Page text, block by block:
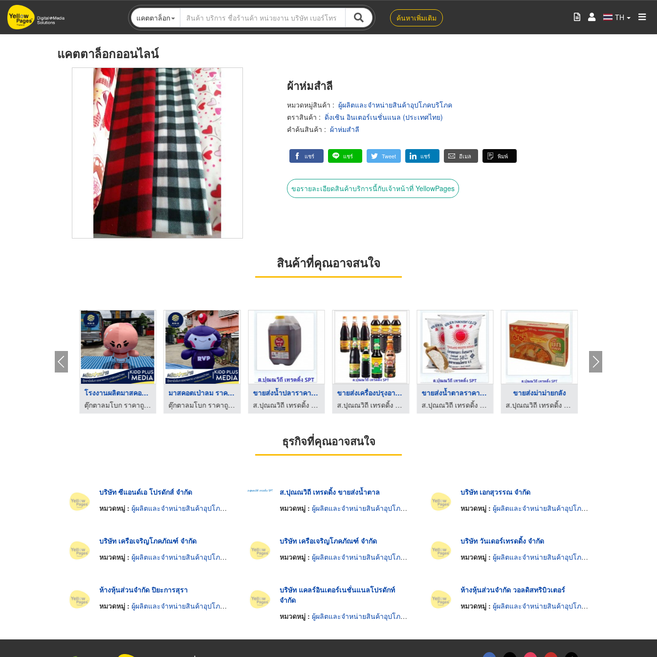
ข้าม
ไป
แคตตาล็อก ค้นหาเพิ่มเติม TH
แคตตาล็อกออนไลน์
ผ้าห่มสำลี
หมวดหมู่สินค้า : ผู้ผลิตและจำหน่ายสินค้าอุปโภคบริโภค
ตราสินค้า : ดิ่งเซิน อินเตอร์เนชั่นแนล (ประเทศไทย)
คำค้นสินค้า : ผ้าห่มสำลี
แชร์ แชร์ Tweet แชร์ อีเมล พิมพ์
ขอรายละเอียดสินค้าบริการนี้กับเจ้าหน้าที่ YellowPages
สินค้าที่คุณอาจสนใจ
โรงงานผลิตมาสคอตเป่า ...
ตุ๊กตาลมโบก ราคาถูก - คิดดี พลัส มีเดีย
มาสคอตเป่าลม ราคาถูก
ตุ๊กตาลมโบก ราคาถูก - คิดดี พลัส มีเดีย
ขายส่งน้ำปลาราคาโรงง ...
ส.ปุณณวิถี เทรดดิ้ง ขายส่งน้ำตาล
ขายส่งเครื่องปรุงอาห ...
ส.ปุณณวิถี เทรดดิ้ง ขายส่งน้ำตาล
ขายส่งน้ำตาลราคาโรงง ...
ส.ปุณณวิถี เทรดดิ้ง ขายส่งน้ำตาล
ขายส่งม่าม่ายกลัง
ส.ปุณณวิถี เทรดดิ้ง ขายส่งน้ำตาล
ธุรกิจที่คุณอาจสนใจ
บริษัท ซีแอนด์เอ โปรดักส์ จำกัด
หมวดหมู่ : ผู้ผลิตและจำหน่ายสินค้าอุปโภคบริโภค
ส.ปุณณวิถี เทรดดิ้ง ขายส่งน้ำตาล
หมวดหมู่ : ผู้ผลิตและจำหน่ายสินค้าอุปโภคบริโภค
บริษัท เอกสุวรรณ จำกัด
หมวดหมู่ : ผู้ผลิตและจำหน่ายสินค้าอุปโภคบริโภค
บริษัท เครือเจริญโภคภัณฑ์ จำกัด
หมวดหมู่ : ผู้ผลิตและจำหน่ายสินค้าอุปโภคบริโภค
บริษัท เครือเจริญโภคภัณฑ์ จำกัด
หมวดหมู่ : ผู้ผลิตและจำหน่ายสินค้าอุปโภคบริโภค
บริษัท วันเดอร์เทรดดิ้ง จำกัด
หมวดหมู่ : ผู้ผลิตและจำหน่ายสินค้าอุปโภคบริโภค
ห้างหุ้นส่วนจำกัด ปิยะการสุรา
หมวดหมู่ : ผู้ผลิตและจำหน่ายสินค้าอุปโภคบริโภค
บริษัท แคลร์อินเตอร์เนชั่นแนลโปรดักท์
จำกัด
หมวดหมู่ : ผู้ผลิตและจำหน่ายสินค้าอุปโภคบริโภค
ห้างหุ้นส่วนจำกัด วอลดิสทริบิวเตอร์
หมวดหมู่ : ผู้ผลิตและจำหน่ายสินค้าอุปโภคบริโภค